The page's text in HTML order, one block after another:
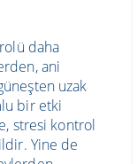
daha
ani
uzak
bir etki
stresi kontrol
Yine de